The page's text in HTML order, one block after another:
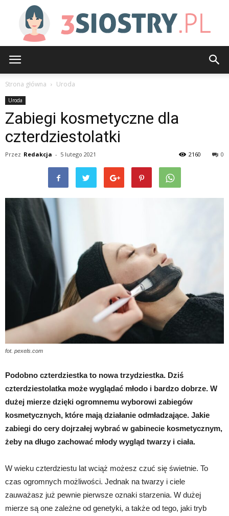
Strona główna Uroda
Uroda
Zabiegi kosmetyczne dla
czterdziestolatki
Przez Redakcja - 5 lutego 2021 0
2160
fot. pexels.com
Podobno czterdziestka to nowa trzydziestka. Dziś
czterdziestolatka może wyglądać młodo i bardzo dobrze. W
dużej mierze dzięki ogromnemu wyborowi zabiegów
kosmetycznych, które mają działanie odmładzające. Jakie
zabiegi do cery dojrzałej wybrać w gabinecie kosmetycznym,
żeby na długo zachować młody wygląd twarzy i ciała.
W wieku czterdziestu lat wciąż możesz czuć się świetnie. To
czas ogromnych możliwości. Jednak na twarzy i ciele
zauważasz już pewnie pierwsze oznaki starzenia. W dużej
mierze są one zależne od genetyki, a także od tego, jaki tryb